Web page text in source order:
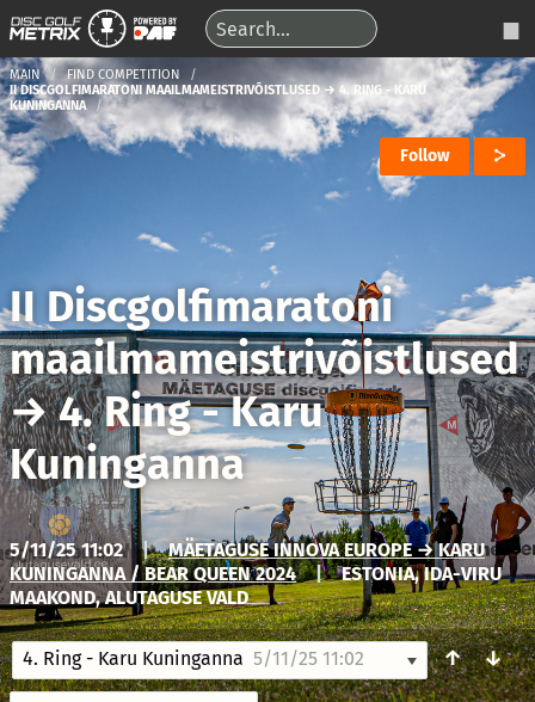
MAIN
FIND COMPETITION
II DISCGOLFIMARATONI MAAILMAMEISTRIVÕISTLUSED → 4. RING - KARU
KUNINGANNA
Follow
II Discgolfimaratoni
maailmameistrivõistlused
→4. Ring - Karu
Kuninganna
5/11/25 11:02 |
MÄETAGUSE INNOVA EUROPE → KARU
KUNINGANNA / BEAR QUEEN 2024
|
ESTONIA, IDA-VIRU
MAAKOND, ALUTAGUSE VALD
4. Ring - Karu Kuninganna 5/11/25 11:02 ↑ ↓